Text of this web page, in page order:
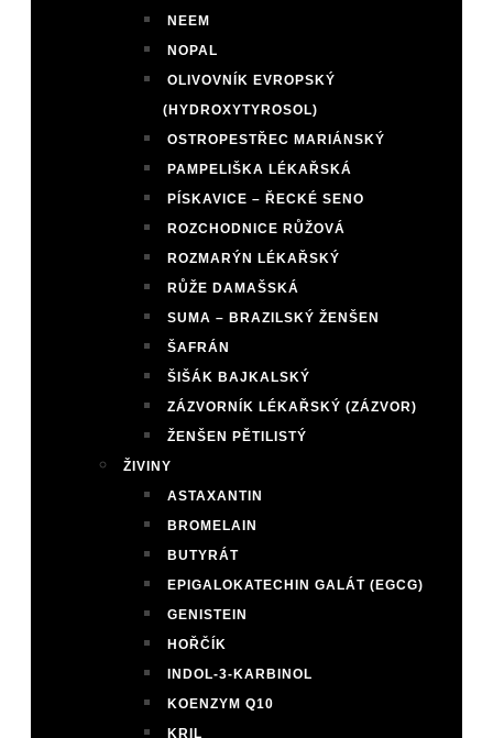
NEEM
NOPAL
OLIVOVNÍK EVROPSKÝ
(HYDROXYTYROSOL)
OSTROPESTŘEC MARIÁNSKÝ
PAMPELIŠKA LÉKAŘSKÁ
PÍSKAVICE – ŘECKÉ SENO
ROZCHODNICE RŮŽOVÁ
ROZMARÝN LÉKAŘSKÝ
RŮŽE DAMAŠSKÁ
SUMA – BRAZILSKÝ ŽENŠEN
ŠAFRÁN
ŠIŠÁK BAJKALSKÝ
ZÁZVORNÍK LÉKAŘSKÝ (ZÁZVOR)
ŽENŠEN PĚTILISTÝ
ŽIVINY
ASTAXANTIN
BROMELAIN
BUTYRÁT
EPIGALOKATECHIN GALÁT (EGCG)
GENISTEIN
HOŘČÍK
INDOL-3-KARBINOL
KOENZYM Q10
KRIL